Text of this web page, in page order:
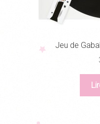
Jeu de